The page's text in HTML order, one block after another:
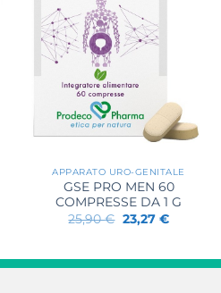
APPARATO URO-GENITALE
GSE PRO MEN 60
COMPRESSE DA 1 G
25,90€ Il
prezzo
23,27 €Il